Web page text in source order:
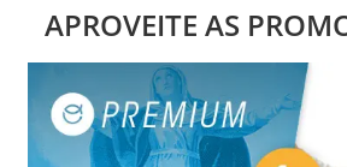
APROVEITE AS